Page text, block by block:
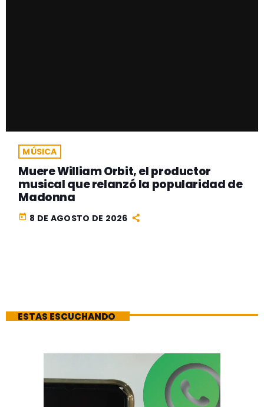
MÚSICA
Muere William Orbit, el productor
musical que relanzó la popularidad de
Madonna
today 8 DE AGOSTO DE 2026
ESTAS ESCUCHANDO